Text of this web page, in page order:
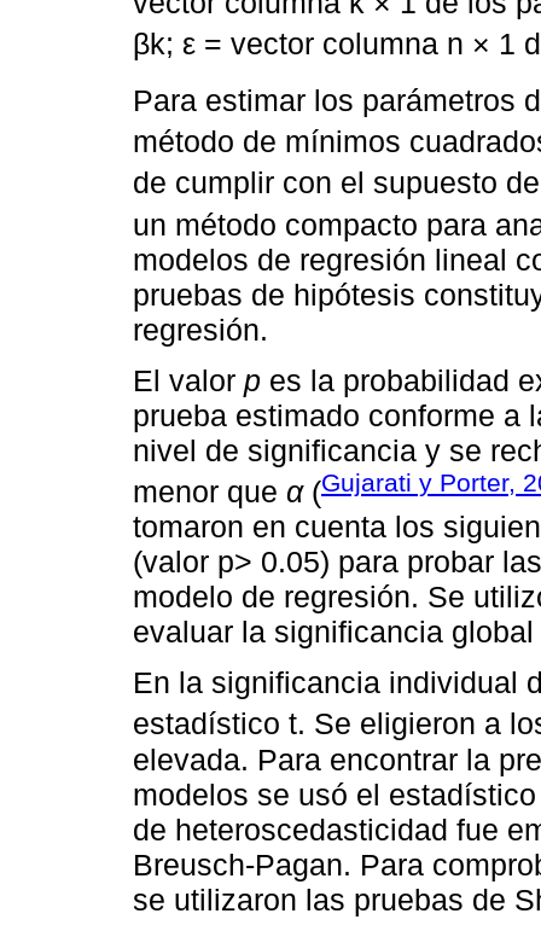
βk; ε = vector columna n × 1
Para estimar los parámetros
método de mínimos
de cumplir con el supuesto
un método compacto para
modelos de regresión lineal
pruebas de hipótesis
regresión.
El valor p es la probabilidad
prueba estimado conforme
nivel de significancia y se
menor que α(Gujarati y Porter,
tomaron en cuenta los
(valor p> 0.05) para probar
modelo de regresión. Se
evaluar la significancia
En la significancia individual
estadístico t. Se eligieron a
elevada. Para encontrar la
modelos se usó el
de heteroscedasticidad fue
Breusch-Pagan. Para
se utilizaron las pruebas de